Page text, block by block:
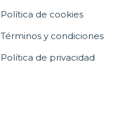
Política de cookies
Términos y condiciones
Política de privacidad